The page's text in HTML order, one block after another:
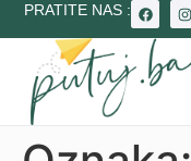
PRATITE NAS :